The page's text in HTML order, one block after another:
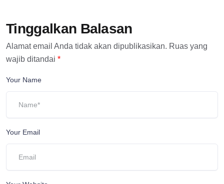
Tinggalkan Balasan
Alamat email Anda tidak akan dipublikasikan. Ruas yang
wajib ditandai *
Your Name
Your Email